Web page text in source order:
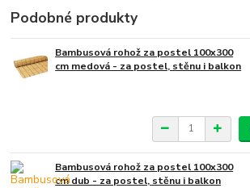
Podobné produkty
Bambusová rohož za postel 100x300
cm medová - za postel, stěnu i balkon
Bambusová rohož za postel 100x300
cm dub - za postel, stěnu i balkon